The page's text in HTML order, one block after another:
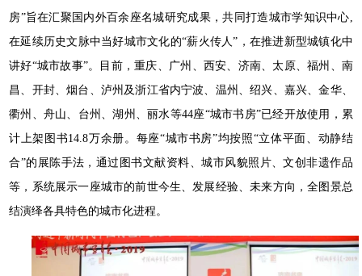
房”旨在汇聚国内外百余座名城研究成果，共同打造城市学知识中心,
在延续历史文脉中当好城市文化的“薪火传人”，在推进新型城镇化中
讲好“城市故事”。目前，重庆、广州、西安、济南、太原、福州、南
昌、开封、烟台、泸州及浙江省内宁波、温州、绍兴、嘉兴、金华、
衢州、舟山、台州、湖州、丽水等44座“城市书房”已经开放使用，累
计上架图书14.8万余册。每座“城市书房”均按照“立体平面、动静结
合”的展陈手法，通过图书文献资料、城市风貌照片、文创非遗作品
等，系统展示一座城市的前世今生、发展经验、未来方向，全图景总
结演绎各具特色的城市化进程。